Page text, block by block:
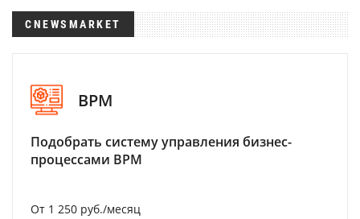
CNEWSMARKET
BPM
Подобрать систему управления бизнес-
процессами BPM
От 1 250 руб./месяц